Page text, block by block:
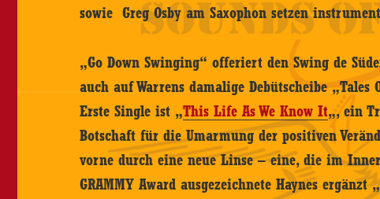
sowie Greg Osby am Saxophon setzen
„Go Down Swinging“ offeriert den Swing de
auch auf Warrens damalige Debütscheibe „Tales
Erste Single ist „This Life As We Know It„, ein
Botschaft für die Umarmung der positiven
vorne durch eine neue Linse – eine, die im
GRAMMY Award ausgezeichnete Haynes ergänzt